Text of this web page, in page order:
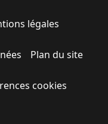
légales
Plan du site
cookies